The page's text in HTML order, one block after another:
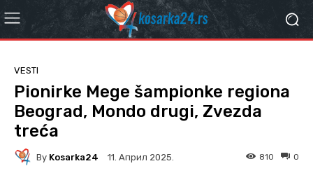
VESTI
Pionirke Mege šampionke regiona
Beograd, Mondo drugi, Zvezda
treća
By Kosarka24 11. Април 2025. 0
810